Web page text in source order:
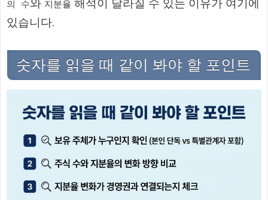
의 수 지분율
있습니다.
숫자를 읽을 때 같이 봐야 할 포인트